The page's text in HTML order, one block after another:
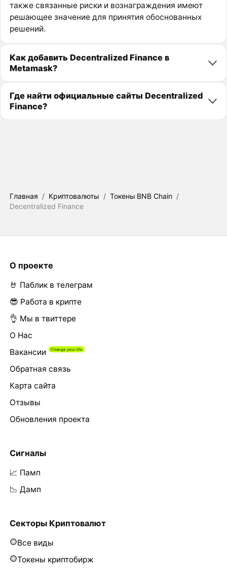
также связанные риски и вознаграждения имеют
решающее значение для принятия обоснованных
решений.
Как добавить Decentralized Finance в
Metamask?
Где найти официальные сайты Decentralized
Finance?
Главная / Криптовалюты / Токены BNB Chain /
Decentralized Finance
О проекте
🤘 Паблик в телеграм
😎 Работа в крипте
👌 Мы в твиттере
О Нас
Вакансии
Обратная связь
Карта сайта
Отзывы
Обновления проекта
Сигналы
📈 Памп
📉 Дамп
Секторы Криптовалют
Все виды
Токены криптобирж